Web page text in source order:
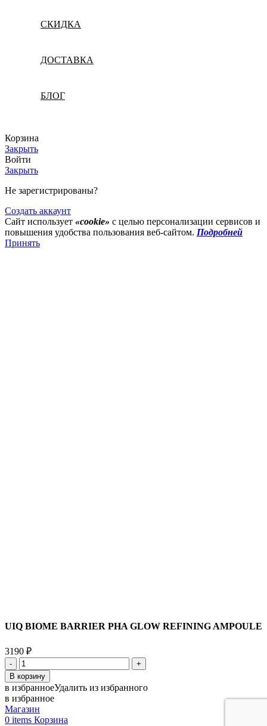
СКИДКА
ДОСТАВКА
БЛОГ
Корзина
Закрыть
Войти
Закрыть
Не зарегистрированы?
Создать аккаунт
Сайт использует «cookie» с целью персонализации сервисов и
повышения удобства пользования веб-сайтом. Подробней
Принять
UIQ BIOME BARRIER PHA GLOW REFINING AMPOULE
3190 ₽
Количество
товара
UIQ
BIOME
BARRIER
PHA
В корзину
в избранноеУдалить из избранного
в избранное
Магазин
0 items Корзина